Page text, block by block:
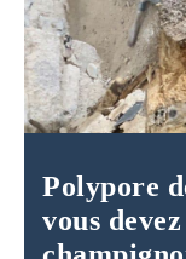
Polypore
vous